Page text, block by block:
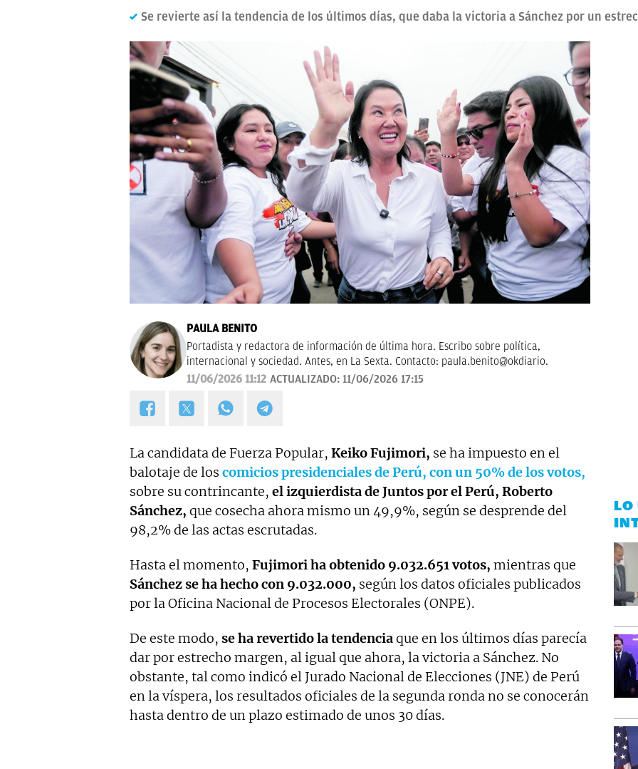
Se revierte así la tendencia de los últimos días, que daba la victoria a Sánchez por un
PAULA BENITO
Portadista y redactora de información de última hora. Escribo sobre política,
internacional y sociedad. Antes, en La Sexta. Contacto: paula.benito@okdiario.
11/06/2026 11:12 ACTUALIZADO: 11/06/2026 17:15
La candidata de Fuerza Popular, Keiko Fujimori, se ha impuesto en el
balotaje de los comicios presidenciales de Perú, con un 50% de los votos,
sobre su contrincante, el izquierdista de Juntos por el Perú, Roberto
Sánchez, que cosecha ahora mismo un 49,9%, según se desprende del
98,2% de las actas escrutadas.
Hasta el momento, Fujimori ha obtenido 9.032.651 votos, mientras que
Sánchez se ha hecho con 9.032.000, según los datos oficiales publicados
por la Oficina Nacional de Procesos Electorales (ONPE).
De este modo, se ha revertido la tendenciaque en los últimos días parecía
dar por estrecho margen, al igual que ahora, la victoria a Sánchez. No
obstante, tal como indicó el Jurado Nacional de Elecciones (JNE) de Perú
en la víspera, los resultados oficiales de la segunda ronda no se conocerán
hasta dentro de un plazo estimado de unos 30 días.
LO